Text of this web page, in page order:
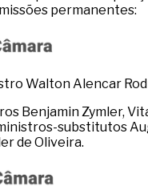
permanentes:
Walton Alencar
Benjamin Zymler,
substitutos
de Oliveira.